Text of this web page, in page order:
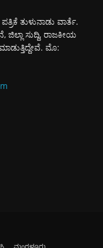
ತುಳುನಾಡು ವಾರ್ತೆ.
ಜಿಲ್ಲಾ ಸುದ್ದಿ, ರಾಜಕೀಯ
ಮೊ: